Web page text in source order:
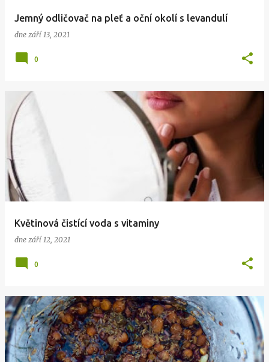
Jemný odličovač na pleť a oční okolí s levandulí
dne září 13, 2021
0
Květinová čistící voda s vitaminy
dne září 12, 2021
0